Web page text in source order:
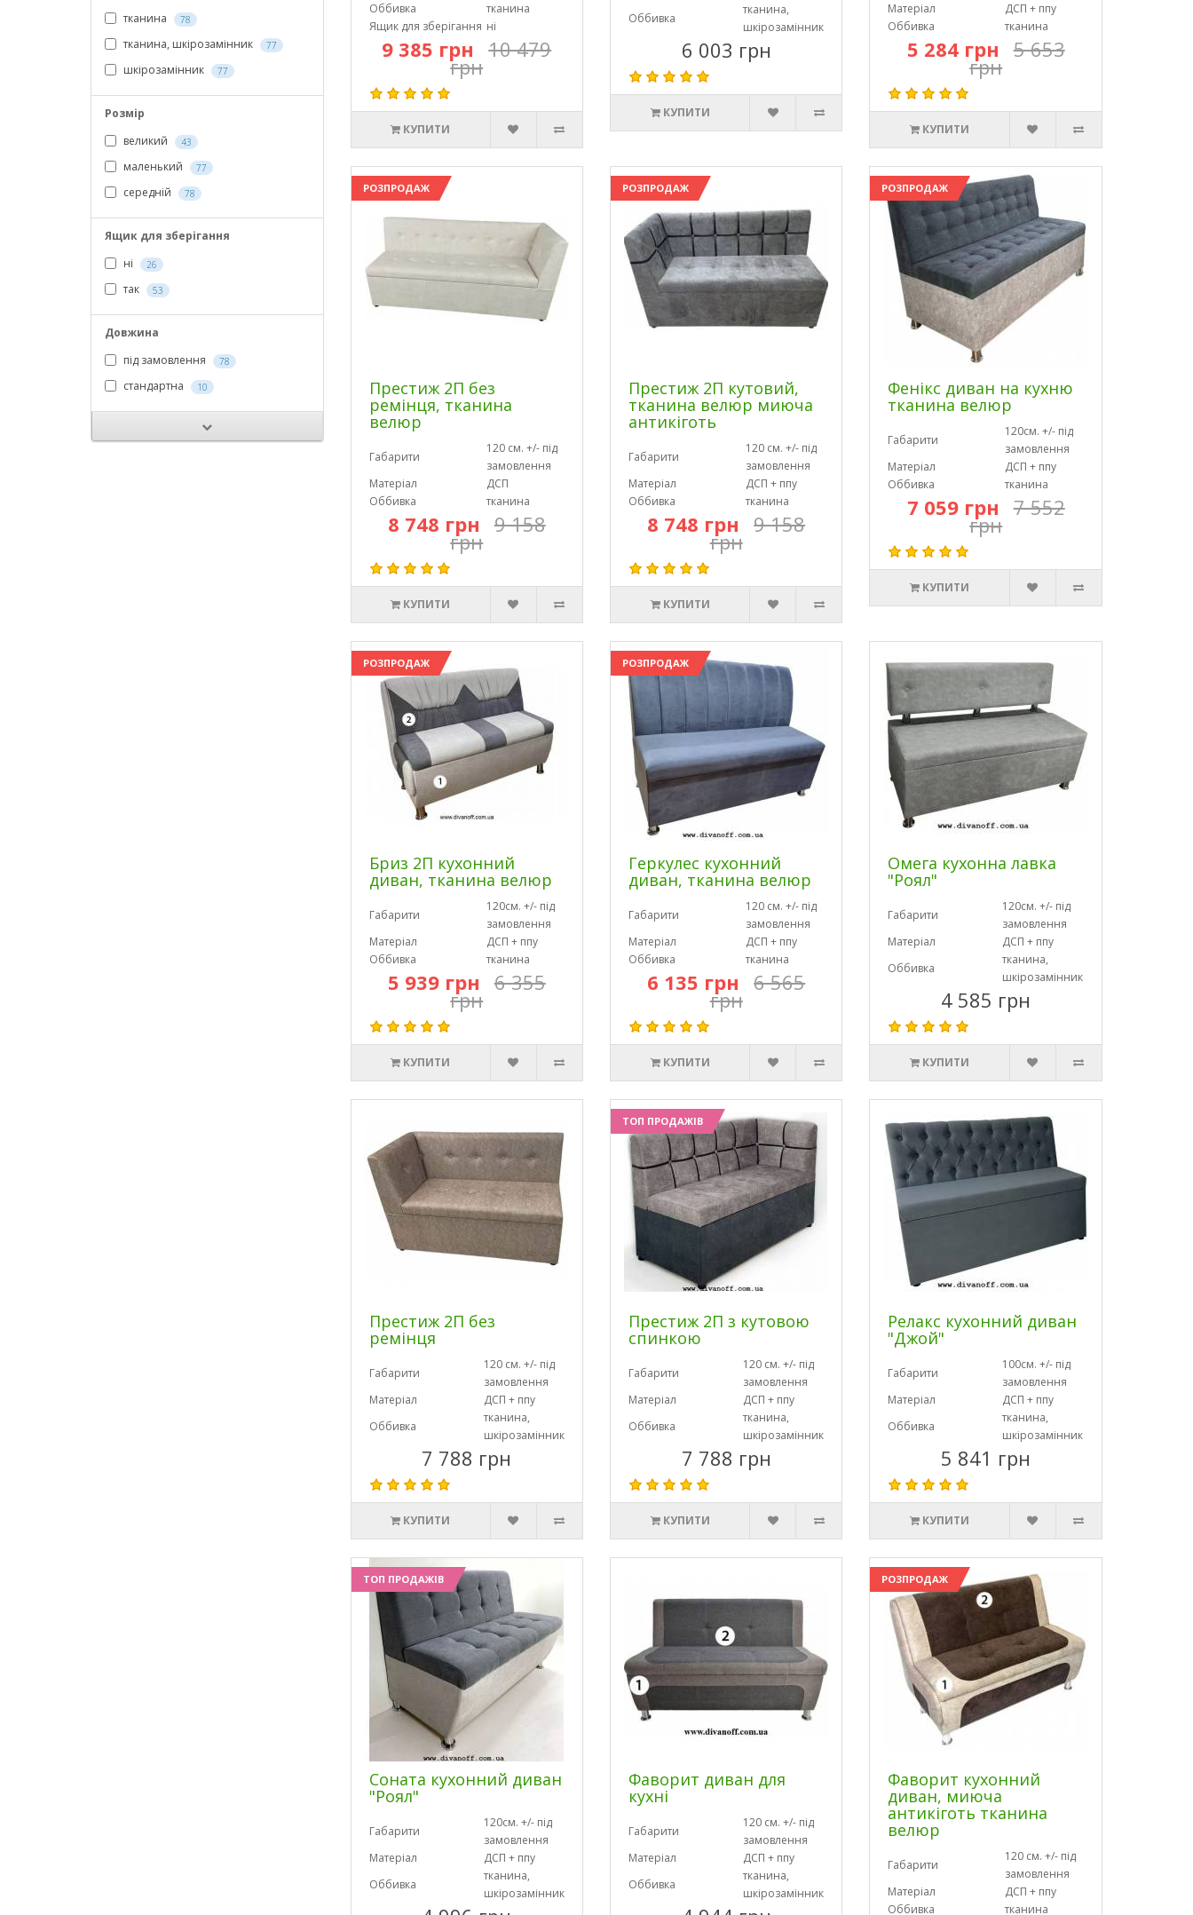
тканина
78
тканина, шкірозамінник 77
шкірозамінник 77
Розмір
великий
43
маленький 77
середній 78
Ящик для зберігання
ні
26
так 53
Довжина
під замовлення
78
стандартна 10
Оббивка
тканина
Ящик для зберігання ні
9 385 грн 10 479
грн
КУПИТИ
Оббивка
тканина,
шкірозамінник
6 003 грн
КУПИТИ
Матеріал
ДСП + ппу
Оббивка
тканина
5 284 грн 5 653
грн
КУПИТИ
РОЗПРОДАЖ
Престиж 2П без
ремінця, тканина
велюр
Габарити
120 см. +/- під
замовлення
Матеріал
ДСП
Оббивка
тканина
8 748 грн 9 158
грн
КУПИТИ
РОЗПРОДАЖ
Престиж 2П кутовий,
тканина велюр миюча
антикіготь
Габарити
120 см. +/- під
замовлення
Матеріал
ДСП + ппу
Оббивка
тканина
8 748 грн 9 158
грн
КУПИТИ
РОЗПРОДАЖ
Фенікс диван на кухню
тканина велюр
Габарити
120см. +/- під
замовлення
Матеріал
ДСП + ппу
Оббивка
тканина
7 059 грн 7 552
грн
КУПИТИ
РОЗПРОДАЖ
Бриз 2П кухонний
диван, тканина велюр
Габарити
120см. +/- під
замовлення
Матеріал
ДСП + ппу
Оббивка
тканина
5 939 грн 6 355
грн
КУПИТИ
РОЗПРОДАЖ
Геркулес кухонний
диван, тканина велюр
Габарити
120 см. +/- під
замовлення
Матеріал
ДСП + ппу
Оббивка
тканина
6 135 грн 6 565
грн
КУПИТИ
Омега кухонна лавка
"Роял"
Габарити
120см. +/- під
замовлення
Матеріал
ДСП + ппу
Оббивка
тканина,
шкірозамінник
4 585 грн
КУПИТИ
Престиж 2П без
ремінця
Габарити
120 см. +/- під
замовлення
Матеріал
ДСП + ппу
Оббивка
тканина,
шкірозамінник
7 788 грн
КУПИТИ
ТОП ПРОДАЖІВ
Престиж 2П з кутовою
спинкою
Габарити
120 см. +/- під
замовлення
Матеріал
ДСП + ппу
Оббивка
тканина,
шкірозамінник
7 788 грн
КУПИТИ
Релакс кухонний диван
"Джой"
Габарити
100см. +/- під
замовлення
Матеріал
ДСП + ппу
Оббивка
тканина,
шкірозамінник
5 841 грн
КУПИТИ
ТОП ПРОДАЖІВ
Соната кухонний диван
"Роял"
Габарити
120см. +/- під
замовлення
Матеріал
ДСП + ппу
Оббивка
тканина,
шкірозамінник
Фаворит диван для
кухні
Габарити
120 см. +/- під
замовлення
Матеріал
ДСП + ппу
Оббивка
тканина,
шкірозамінник
РОЗПРОДАЖ
Фаворит кухонний
диван, миюча
антикіготь тканина
велюр
Габарити
120 см. +/- під
замовлення
Матеріал
ДСП + ппу
Оббивка
тканина